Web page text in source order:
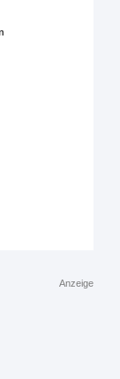
Anzeige